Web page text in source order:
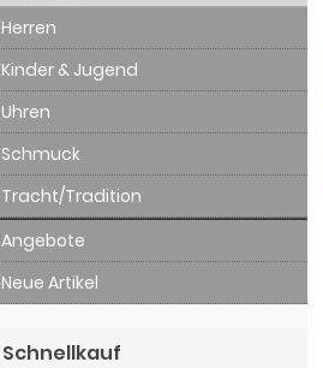
Herren
Kinder & Jugend
Uhren
Schmuck
Tracht/Tradition
Angebote
Neue Artikel
Schnellkauf